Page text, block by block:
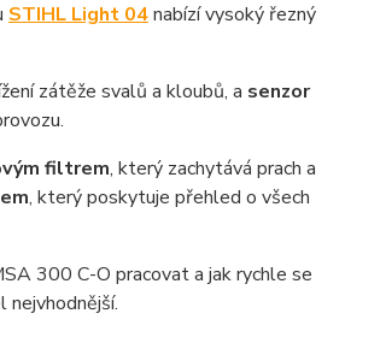
STIHL Light 04nabízí vysoký řezný
zátěže svalů a kloubů, a senzor
filtrem, který zachytává prach a
, který poskytuje přehled o všech
300 C-O pracovat a jak rychle se